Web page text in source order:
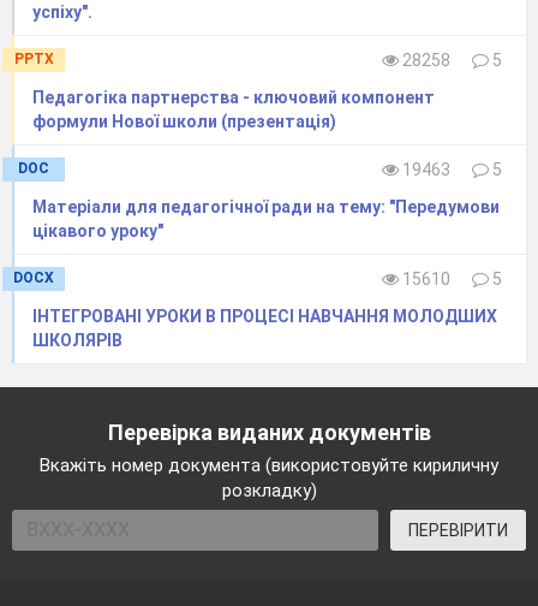
Як же звати цю рогату
Вередуху бородату?
(«Коза-Дереза»)
Він любив пісні співати.
Від звірят усіх тікати.
Скік! Тут був, і вже – нема!
І шукать його – дарма!
Ба! Таки перехитрила!
(«Колобок»)
Ще й кашкою пригощав?
Пригадайте-но, будь ласка,
Із якої герой казки?
(«Лисичка та
Це який такий бичок,
успіху".
PPTX 28258
5
Педагогіка партнерства - ключовий компонент
формули Нової школи (презентація)
DOC 19463
5
Матеріали для педагогічної ради на тему: "Передумови
цікавого уроку"
DOCX 15610
5
ІНТЕГРОВАНІ УРОКИ В ПРОЦЕСІ НАВЧАННЯ МОЛОДШИХ
ШКОЛЯРІВ
Перевірка виданих документів
Вкажіть номер документа (використовуйте кириличну
розкладку)
ПЕРЕВІРИТИ